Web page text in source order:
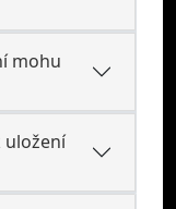
mohu
uložení